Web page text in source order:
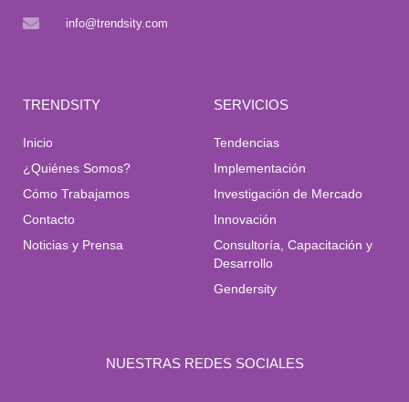
info@trendsity.com
TRENDSITY
Inicio
¿Quiénes Somos?
Cómo Trabajamos
Contacto
Noticias y Prensa
SERVICIOS
Tendencias
Implementación
Investigación de Mercado
Innovación
Consultoría, Capacitación y
Desarrollo
Gendersity
NUESTRAS REDES SOCIALES